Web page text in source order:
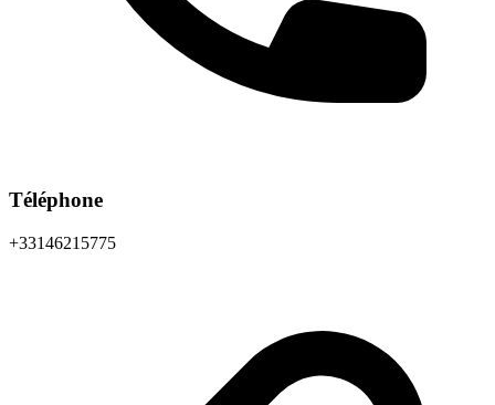
Téléphone
+33146215775